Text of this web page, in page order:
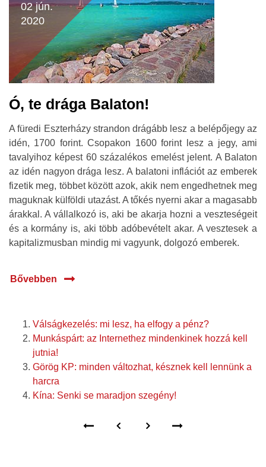
02 jún.
2020
Ó, te drága Balaton!
A füredi Eszterházy strandon drágább lesz a belépőjegy az
idén, 1700 forint. Csopakon 1600 forint lesz a jegy, ami
tavalyihoz képest 60 százalékos emelést jelent. A Balaton
az idén nagyon drága lesz. A balatoni inflációt az emberek
fizetik meg, többet között azok, akik nem engedhetnek meg
maguknak külföldi utazást. A tőkés nyerni akar a magasabb
árakkal. A vállalkozó is, aki be akarja hozni a veszteségeit
és a kormány is, aki több adóbevételt akar. A vesztesek a
kapitalizmusban mindig mi vagyunk, dolgozó emberek.
Bővebben
Válságkezelés: mi lesz, ha elfogy a pénz?
Munkáspárt: az Internethez mindenkinek hozzá kell
jutnia!
Görög KP: minden változhat, késznek kell lennünk a
harcra
Kína: Senki se maradjon szegény!